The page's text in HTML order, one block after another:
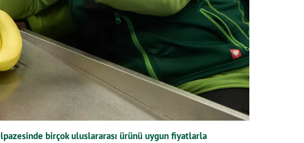
birçok uluslararası ürünü uygun fiyatlarla